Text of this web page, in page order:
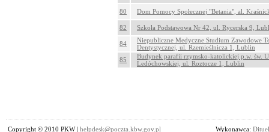
80 Dom Pomocy Społecznej "Betania", al.
82 Szkoła Podstawowa Nr 42, ul. Rycerska 9,
84
Niepubliczne Medyczne Studium Zawodowe
Dentystycznej, ul. Rzemieślnicza 1, Lublin
85
Budynek parafii rzymsko-katolickiej p.w. św.
Ledóchowskiej, ul. Roztocze 1, Lublin
Copyright © 2010 PKW | helpdesk@poczta.kbw.gov.pl Wykonawca: